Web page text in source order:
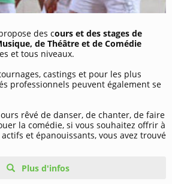
des cours et des stages de
de Théâtre et de Comédie
et tous niveaux.
castings et pour les plus
professionnels peuvent également se
rêvé de danser, de chanter, de faire
la comédie, si vous souhaitez offrir à
et épanouissants, vous avez trouvé
Plus d'infos